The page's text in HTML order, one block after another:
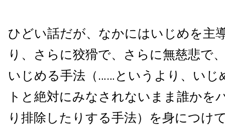
ひどい話だが、なかにはいじめを主
り、さらに狡猾で、さらに無慈悲で
いじめる手法（……というより、いじ
トと絶対にみなされないまま誰かを
り排除したりする手法）を身につけ